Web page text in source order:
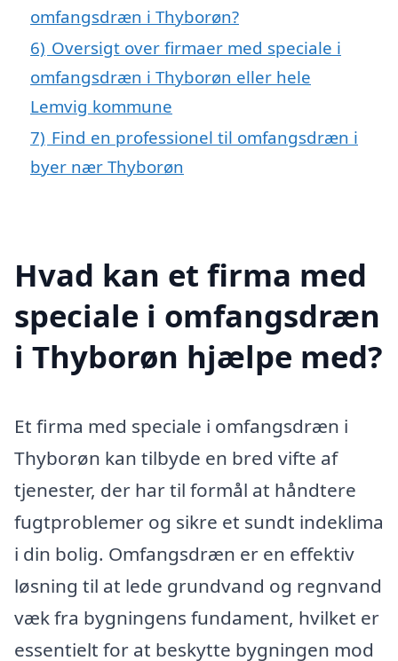
omfangsdræn i Thyborøn?
6) Oversigt over firmaer med speciale i
omfangsdræn i Thyborøn eller hele
Lemvig kommune
7) Find en professionel til omfangsdræn i
byer nær Thyborøn
Hvad kan et firma med
speciale i omfangsdræn
i Thyborøn hjælpe med?
Et firma med speciale i omfangsdræn i
Thyborøn kan tilbyde en bred vifte af
tjenester, der har til formål at håndtere
fugtproblemer og sikre et sundt indeklima
i din bolig. Omfangsdræn er en effektiv
løsning til at lede grundvand og regnvand
væk fra bygningens fundament, hvilket er
essentielt for at beskytte bygningen mod